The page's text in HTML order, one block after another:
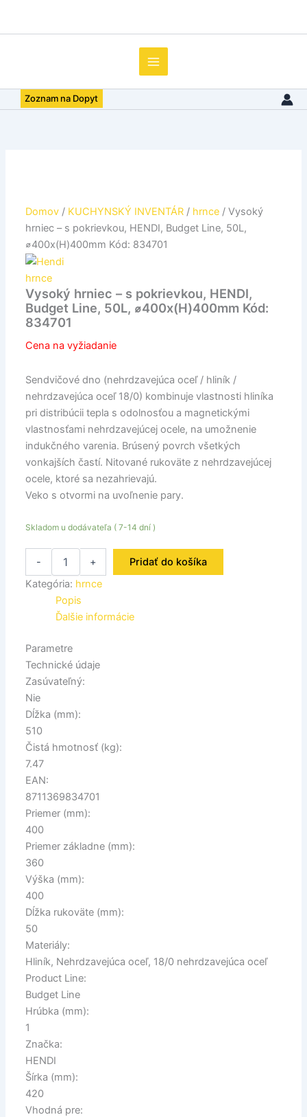
Zoznam na Dopyt
Domov / KUCHYNSKÝ INVENTÁR / hrnce / Vysoký
hrniec – s pokrievkou, HENDI, Budget Line, 50L,
⌀400x(H)400mm Kód: 834701
hrnce
Vysoký hrniec – s pokrievkou, HENDI,
Budget Line, 50L, ⌀400x(H)400mm Kód:
834701
Cena na vyžiadanie
Sendvičové dno (nehrdzavejúca oceľ / hliník /
nehrdzavejúca oceľ 18/0) kombinuje vlastnosti hliníka
pri distribúcii tepla s odolnosťou a magnetickými
vlastnosťami nehrdzavejúcej ocele, na umožnenie
indukčného varenia. Brúsený povrch všetkých
vonkajších častí. Nitované rukoväte z nehrdzavejúcej
ocele, ktoré sa nezahrievajú.
Veko s otvormi na uvoľnenie pary.
Skladom u dodávateľa ( 7-14 dní )
-
hrniec
HENDI,
Budget
+
Pridať do košíka
Kategória: hrnce
Popis
Ďalšie informácie
Parametre
Technické údaje
Zasúvateľný:
Nie
Dĺžka (mm):
510
Čistá hmotnosť (kg):
7.47
EAN:
8711369834701
Priemer (mm):
400
Priemer základne (mm):
360
Výška (mm):
400
Dĺžka rukoväte (mm):
50
Materiály:
Hliník, Nehrdzavejúca oceľ, 18/0 nehrdzavejúca oceľ
Product Line:
Budget Line
Hrúbka (mm):
1
Značka:
HENDI
Šírka (mm):
420
Vhodná pre: